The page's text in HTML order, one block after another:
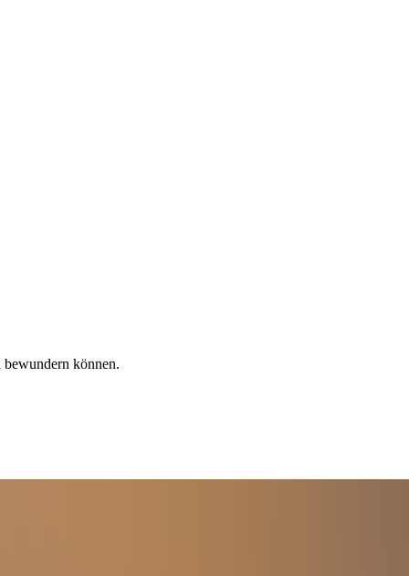
bewundern können.